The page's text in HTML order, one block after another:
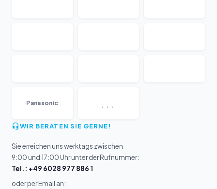
Panasonic ...
WIR BERATEN SIE GERNE!
Sie erreichen uns werktags zwischen
9:00 und 17:00 Uhr unter der Rufnummer:
Tel.: +49 6028 977 886 1
oder per Email an: